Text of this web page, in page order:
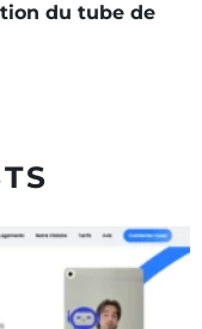
du tube de